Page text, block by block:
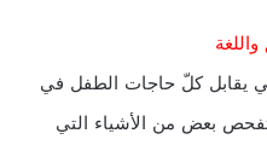
يقابل كلّ حاجات الطفل في
بعض من الأشياء التي